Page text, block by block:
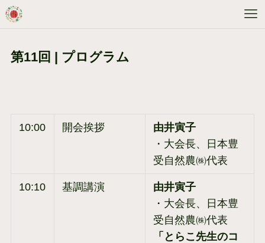
第11回 | プログラム
10:00 開会挨拶
由井寅子
・大会長、日本豊
受自然農㈱代表
10:10 基調講演
由井寅子
・大会長、日本豊
受自然農㈱代表
「とらこ先生のコ